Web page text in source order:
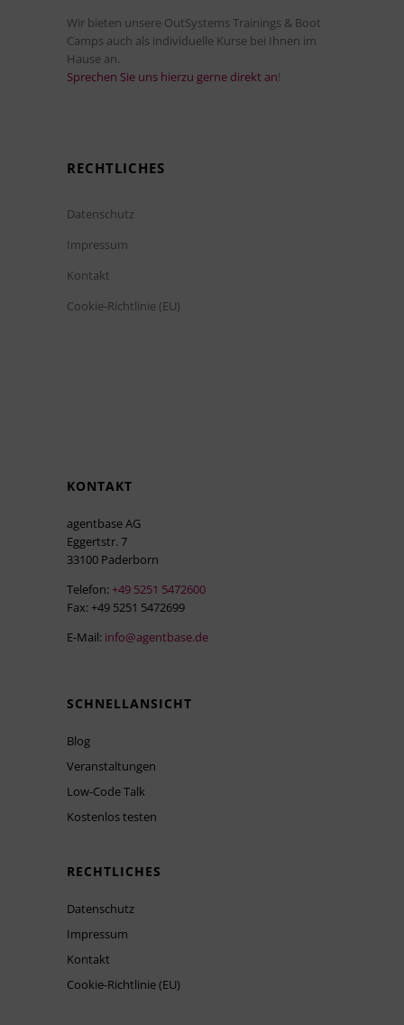
Wir bieten unsere OutSystems Trainings & Boot
Camps auch als individuelle Kurse bei Ihnen im
Hause an.
Sprechen Sie uns hierzu gerne direkt an!
RECHTLICHES
Datenschutz
Impressum
Kontakt
Cookie-Richtlinie (EU)
KONTAKT
agentbase AG
Eggertstr. 7
33100 Paderborn
Telefon: +49 5251 5472600
Fax: +49 5251 5472699
E-Mail: info@agentbase.de
SCHNELLANSICHT
Blog
Veranstaltungen
Low-Code Talk
Kostenlos testen
RECHTLICHES
Datenschutz
Impressum
Kontakt
Cookie-Richtlinie (EU)